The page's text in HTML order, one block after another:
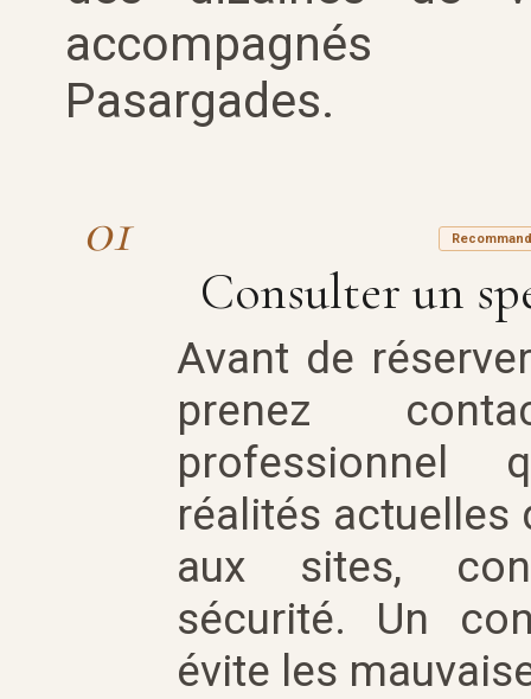
Pasargades.
01
Consulter un
Avant de
prenez
professionnel
réalités
aux sites,
sécurité. Un
évite les